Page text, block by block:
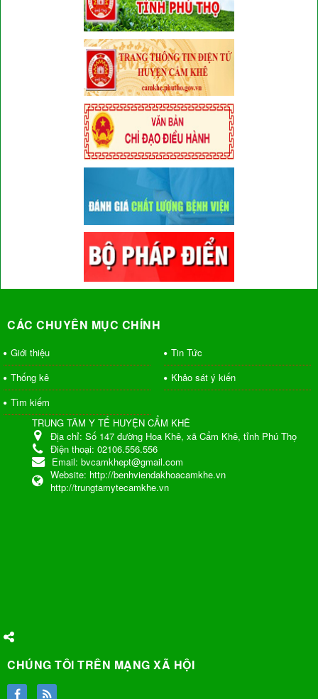
CÁC CHUYÊN MỤC CHÍNH
Giới thiệu
Tin Tức
Thống kê
Khảo sát ý kiến
Tìm kiếm
TRUNG TÂM Y TẾ HUYỆN CẨM KHÊ
Địa chỉ: Số 147 đường Hoa Khê, xã Cẩm Khê, tỉnh Phú Thọ
Điện thoại: 02106.556.556
Email: bvcamkhept@gmail.com
Website: http://benhviendakhoacamkhe.vn
http://trungtamytecamkhe.vn
CHÚNG TÔI TRÊN MẠNG XÃ HỘI